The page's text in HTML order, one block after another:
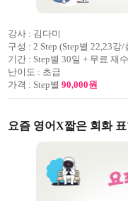
강사 : 김다미
구성 : 2 Step (Step별 22,23강
기간 : Step별 30일 + 무료 재
난이도 : 초급
가격 : Step별 90,000원
요즘 영어X짧은 회화